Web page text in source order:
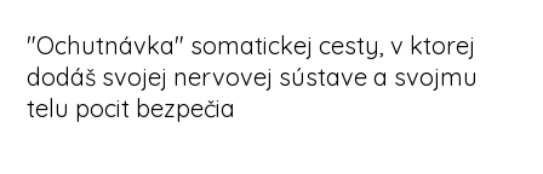
"Ochutnávka" somatickej cesty, v ktorej
dodáš svojej nervovej sústave a svojmu
telu pocit bezpečia